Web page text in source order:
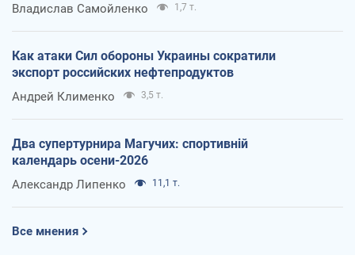
Владислав Самойленко 1,7 т.
Как атаки Сил обороны Украины сократили
экспорт российских нефтепродуктов
Андрей Клименко 3,5 т.
Два супертурнира Магучих: спортивній
календарь осени-2026
Александр Липенко 11,1 т.
Все мнения